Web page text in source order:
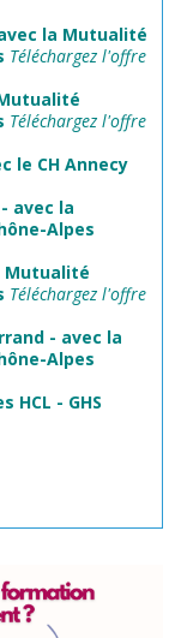
la Mutualité
Téléchargez l'offre
Téléchargez l'offre
le CH Annecy
avec la
Alpes
Mutualité
Téléchargez l'offre
- avec la
Alpes
HCL - GHS